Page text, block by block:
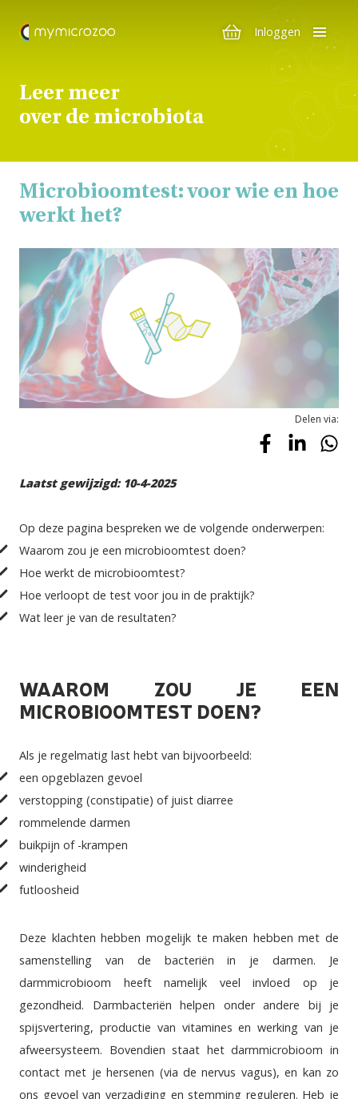
Inloggen
Leer meer
over de microbiota
Microbioomtest: voor wie en hoe
werkt het?
Delen via:
Laatst gewijzigd: 10-4-2025
Op deze pagina bespreken we de volgende onderwerpen:
Waarom zou je een microbioomtest doen?
Hoe werkt de microbioomtest?
Hoe verloopt de test voor jou in de praktijk?
Wat leer je van de resultaten?
WAAROM ZOU JE EEN
MICROBIOOMTEST DOEN?
Als je regelmatig last hebt van bijvoorbeeld:
een opgeblazen gevoel
verstopping (constipatie) of juist diarree
rommelende darmen
buikpijn of -krampen
winderigheid
futloosheid
Deze klachten hebben mogelijk te maken hebben met de
samenstelling van de bacteriën in je darmen. Je
darmmicrobioom heeft namelijk veel invloed op je
gezondheid. Darmbacteriën helpen onder andere bij je
spijsvertering, productie van vitamines en werking van je
afweersysteem. Bovendien staat het darmmicrobioom in
contact met je hersenen (via de nervus vagus), en kan zo
ons gevoel van verzadiging en stemming reguleren. Heb je